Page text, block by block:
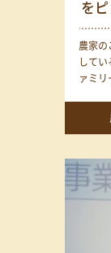
をピ
農家の
して
ァミリ